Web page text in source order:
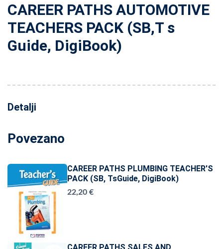
CAREER PATHS AUTOMOTIVE
TEACHERS PACK (SB,T s
Guide, DigiBook)
Detalji
Povezano
CAREER PATHS PLUMBING TEACHER'S
PACK (SB, TsGuide, DigiBook)
22,20 €
CAREER PATHS SALES AND